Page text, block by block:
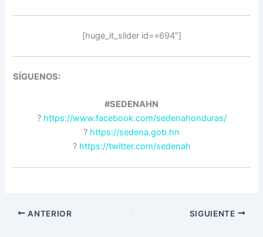
[huge_it_slider id=»694″]
SÍGUENOS:
#SEDENAHN
? https://www.facebook.com/sedenahonduras/
? https://sedena.gob.hn
? https://twitter.com/sedenah
ANTERIOR SIGUIENTE